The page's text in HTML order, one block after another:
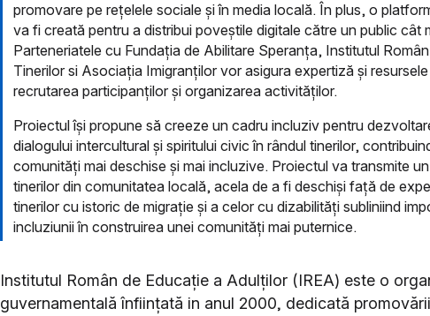
promovare pe rețelele sociale și în media locală. În plus, o
va fi creată pentru a distribui poveștile digitale către un public cât
Parteneriatele cu Fundația de Abilitare Speranța, Institutul
Tinerilor si Asociația Imigranților vor asigura expertiză și
recrutarea participanților și organizarea activităților.
Proiectul își propune să creeze un cadru incluziv pentru
dialogului intercultural și spiritului civic în rândul tinerilor,
comunități mai deschise și mai incluzive. Proiectul va transmite
tinerilor din comunitatea locală, acela de a fi deschiși față de
tinerilor cu istoric de migrație și a celor cu dizabilități subliniind
incluziunii în construirea unei comunități mai puternice.
Institutul Român de Educație a Adulților (IREA) este o
guvernamentală înființată in anul 2000, dedicată